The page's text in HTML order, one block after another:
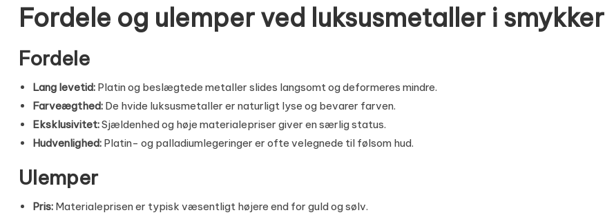
Fordele og ulemper ved luksusmetaller i smykker
Fordele
Lang levetid: Platin og beslægtede metaller slides langsomt og deformeres mindre.
Farveægthed: De hvide luksusmetaller er naturligt lyse og bevarer farven.
Eksklusivitet:Sjældenhed og høje materialepriser giver en særlig status.
Hudvenlighed: Platin- og palladiumlegeringer er ofte velegnede til følsom hud.
Ulemper
Pris: Materialeprisen er typisk væsentligt højere end for guld og sølv.